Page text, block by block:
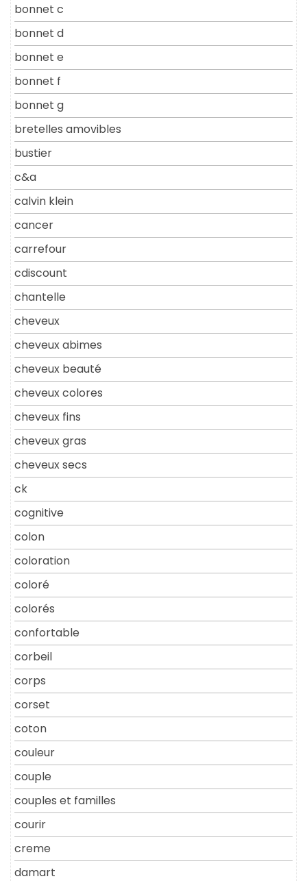
bonnet c
bonnet d
bonnet e
bonnet f
bonnet g
bretelles amovibles
bustier
c&a
calvin klein
cancer
carrefour
cdiscount
chantelle
cheveux
cheveux abimes
cheveux beauté
cheveux colores
cheveux fins
cheveux gras
cheveux secs
ck
cognitive
colon
coloration
coloré
colorés
confortable
corbeil
corps
corset
coton
couleur
couple
couples et familles
courir
creme
damart